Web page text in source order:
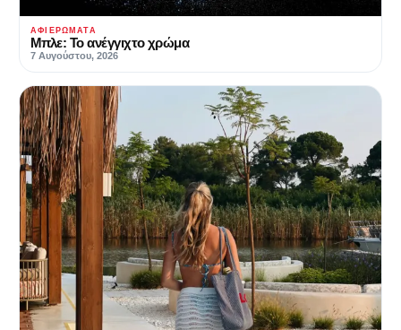
ΑΦΙΕΡΏΜΑΤΑ
Μπλε: Το ανέγγιχτο χρώμα
7 Αυγούστου, 2026